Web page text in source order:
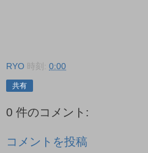
RYO 時刻: 0:00
共有
0 件のコメント:
コメントを投稿